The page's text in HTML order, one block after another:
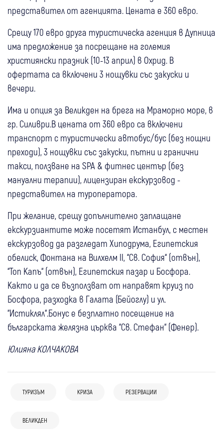
представител от агенцията. Цената е 360 евро.
Срещу 170 евро друга туристическа агенция в Дупница
има предложение за посрещане на големия
християнски празник (10-13 април) в Охрид. В
офертата са включени 3 нощувки със закуски и
вечери.
Има и опция за Великден на брега на Мраморно море, в
гр. Силиври.В цената от 360 евро са включени
транспорт с туристически автобус/бус (без нощни
преходи), 3 нощувки със закуски, пътни и гранични
такси, ползване на SPA & фитнес център (без
мануални терапии), лицензиран екскурзовод -
представител на туроператора.
При желание, срещу допълнително заплащане
екскурзиантите може посетят Истанбул, с местен
екскурзовод да разгледат Хиподрума, Египетския
обелиск, Фонтана на Вилхелм II, “Св. София“ (отвън),
“Топ Капъ“ (отвън), Египетския пазар и Босфора.
Както и да се възползват от направят круиз по
Босфора, разходка в Галата (Бейоглу) и ул.
“Истиклял“.Бонус е безплатно посещение на
българската желязна църква “Св. Стефан“ (Фенер).
Юлияна КОЛЧАКОВА
ТУРИЗЪМ КРИЗА РЕЗЕРВАЦИИ
ВЕЛИКДЕН
щети за около 15 000 евро
бива да се използва за политически
Китайската дипломация гостува в
Банско